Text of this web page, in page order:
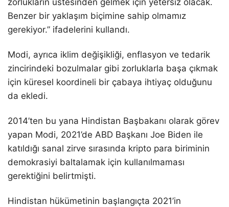
zorlukların üstesinden gelmek için yetersiz olacak.
Benzer bir yaklaşım biçimine sahip olmamız
gerekiyor.” ifadelerini kullandı.
Modi, ayrıca iklim değişikliği, enflasyon ve tedarik
zincirindeki bozulmalar gibi zorluklarla başa çıkmak
için küresel koordineli bir çabaya ihtiyaç olduğunu
da ekledi.
2014’ten bu yana Hindistan Başbakanı olarak görev
yapan Modi, 2021’de ABD Başkanı Joe Biden ile
katıldığı sanal zirve sırasında kripto para biriminin
demokrasiyi baltalamak için kullanılmaması
gerektiğini belirtmişti.
Hindistan hükümetinin başlangıçta 2021’in